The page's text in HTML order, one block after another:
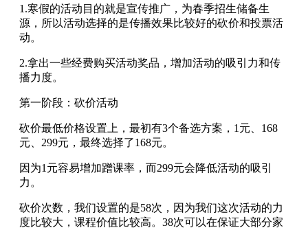
1.寒假的活动目的就是宣传推广，为春季招生储备生
源，所以活动选择的是传播效果比较好的砍价和投票活
动。
2.拿出一些经费购买活动奖品，增加活动的吸引力和传
播力度。
第一阶段：砍价活动
砍价最低价格设置上，最初有3个备选方案，1元、168
元、299元，最终选择了168元。
因为1元容易增加蹭课率，而299元会降低活动的吸引
力。
砍价次数，我们设置的是58次，因为我们这次活动的力
度比较大，课程价值比较高。38次可以在保证大部分家